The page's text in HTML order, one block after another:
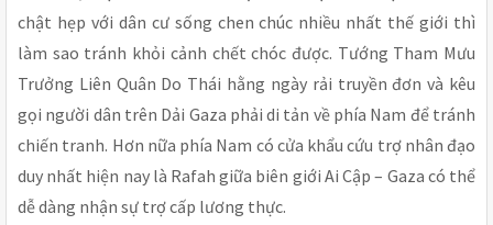
chật hẹp với dân cư sống chen chúc nhiều nhất thế giới thì
làm sao tránh khỏi cảnh chết chóc được. Tướng Tham Mưu
Trưởng Liên Quân Do Thái hằng ngày rải truyền đơn và kêu
gọi người dân trên Dải Gaza phải di tản về phía Nam để tránh
chiến tranh. Hơn nữa phía Nam có cửa khẩu cứu trợ nhân đạo
duy nhất hiện nay là Rafah giữa biên giới Ai Cập – Gaza có thể
dễ dàng nhận sự trợ cấp lương thực.